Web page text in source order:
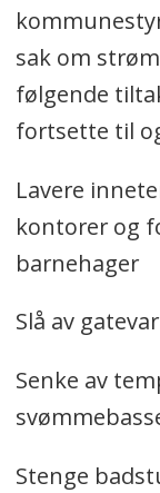
sak om
følgende
fortsette til
Lavere
kontorer og
barnehager
Slå av
Senke av
Stenge